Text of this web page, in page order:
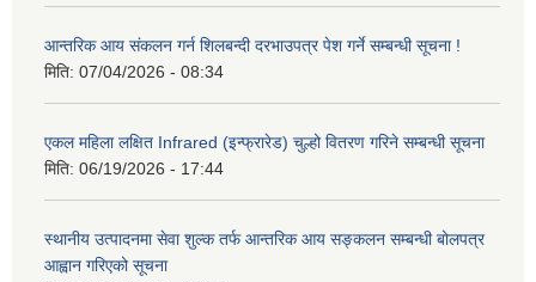
आन्तरिक आय संकलन गर्न शिलबन्दी दरभाउपत्र पेश गर्ने सम्बन्धी सूचना !
मिति: 07/04/2026 - 08:34
एकल महिला लक्षित Infrared (इन्फ्रारेड) चुल्हो वितरण गरिने सम्बन्धी सूचना
मिति: 06/19/2026 - 17:44
स्थानीय उत्पादनमा सेवा शुल्क तर्फ आन्तरिक आय सङ्कलन सम्बन्धी बोलपत्र
आह्वान गरिएको सूचना